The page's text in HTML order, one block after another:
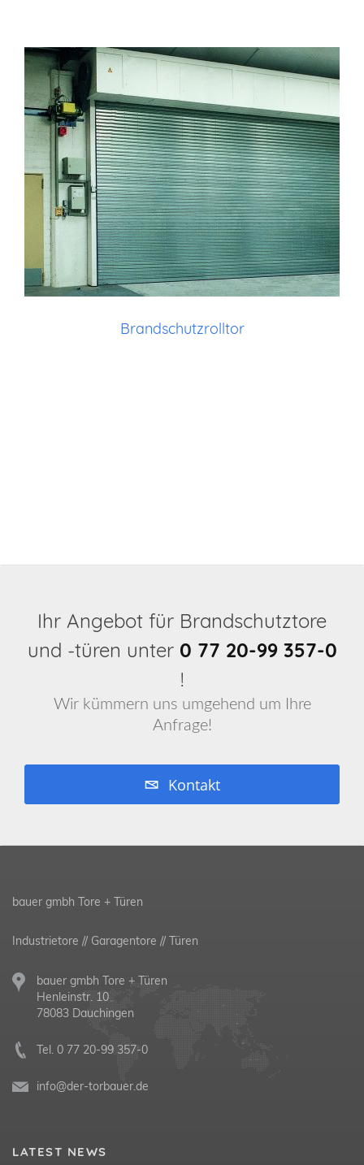
Brandschutzrolltor
Ihr Angebot für Brandschutztore
und -türen unter 0 77 20-99 357-0
!
Wir kümmern uns umgehend um Ihre
Anfrage!
Kontakt
bauer gmbh Tore + Türen
Industrietore // Garagentore // Türen
bauer gmbh Tore + Türen
Henleinstr. 10
78083 Dauchingen
Tel. 0 77 20-99 357-0
info@der-torbauer.de
LATEST NEWS